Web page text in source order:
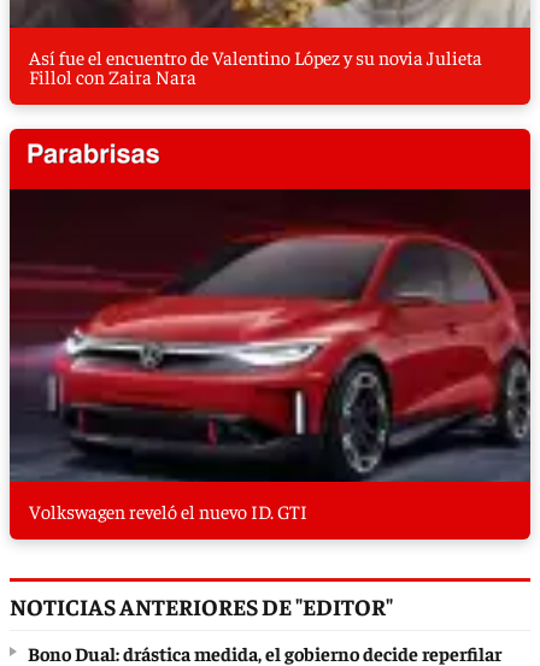
Así fue el encuentro de Valentino López y su novia Julieta
Fillol con Zaira Nara
Volkswagen reveló el nuevo ID. GTI
NOTICIAS ANTERIORES DE "EDITOR"
Bono Dual: drástica medida, el gobierno decide reperfilar